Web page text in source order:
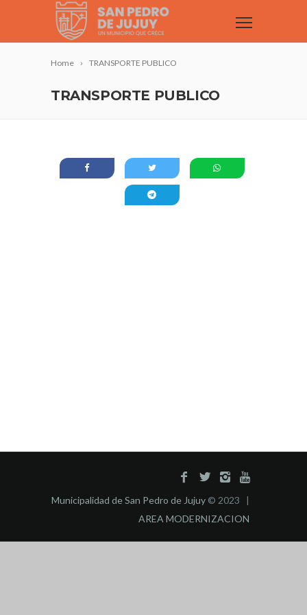
Home TRANSPORTE PUBLICO
TRANSPORTE PUBLICO
Municipalidad de San Pedro de Jujuy © 2023 |
AREA MODERNIZACION